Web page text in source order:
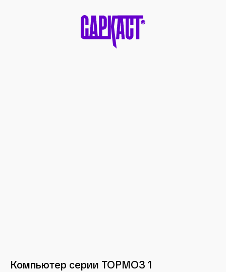
Компьютер серии ТОРМОЗ 1